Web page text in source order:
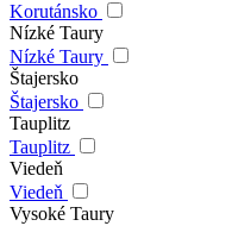
Korutánsko
Nízké Taury
Nízké Taury
Štajersko
Štajersko
Tauplitz
Tauplitz
Viedeň
Viedeň
Vysoké Taury